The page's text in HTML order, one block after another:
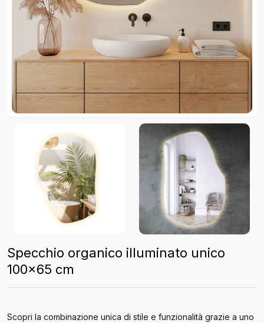
Specchio organico illuminato unico
100x65 cm
Scopri la combinazione unica di stile e funzionalità grazie a uno